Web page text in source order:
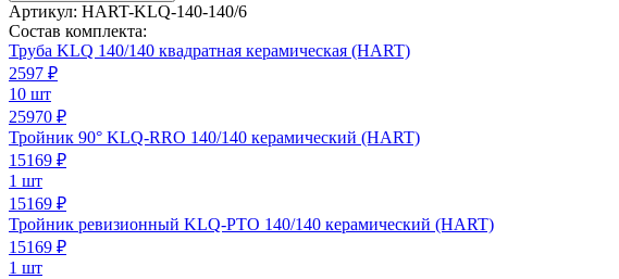
Артикул: HART-KLQ-140-140/6
Состав комплекта:
Труба KLQ 140/140 квадратная керамическая (HART)
2597 ₽
10 шт
25970 ₽
Тройник 90° KLQ-RRO 140/140 керамический (HART)
15169 ₽
1 шт
15169 ₽
Тройник ревизионный KLQ-PTO 140/140 керамический (HART)
15169 ₽
1 шт